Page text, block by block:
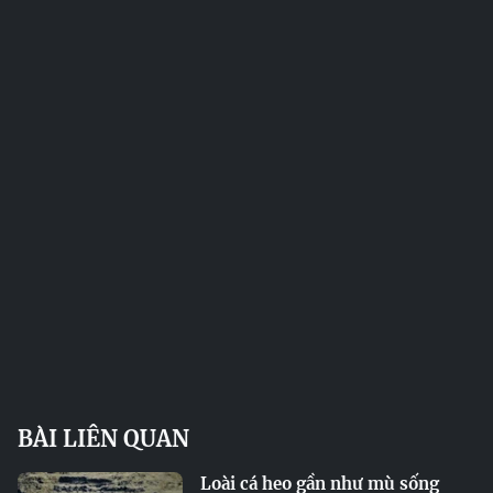
BÀI LIÊN QUAN
Loài cá heo gần như mù sống